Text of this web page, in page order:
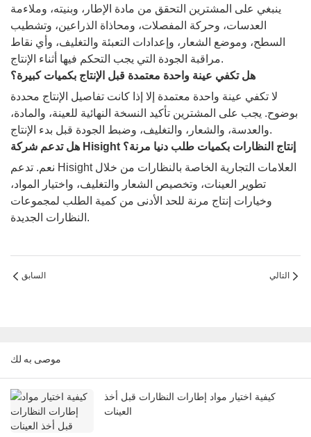
ينبغي على المشترين التحقق من مادة الإطار، وبنيته، وملاءمة
العدسات، وحركة المفصلات، ومحاذاة الذراعين، وتشطيب
السطح، وموضع الشعار، وإعدادات التعبئة والتغليف، وأي نقاط
مراقبة الجودة التي يجب التحكم فيها أثناء الإنتاج.
هل تكفي عينة واحدة معتمدة قبل الإنتاج بكميات كبيرة؟
لا تكفي عينة واحدة معتمدة إلا إذا كانت تفاصيل الإنتاج محددة
بوضوح. يجب على المشترين تأكيد النسخة النهائية للعينة، والمادة،
والعدسة، والشعار، والتغليف، وضبط الجودة قبل بدء الإنتاج.
هل تدعم شركة Hisight إنتاج النظارات بكميات طلب دنيا مرنة؟
نعم. تدعم Hisight العلامات التجارية الخاصة بالنظارات من خلال
تطوير العينات، وتخصيص الشعار والتغليف، واختيار المواد،
وخيارات إنتاج مرنة للحد الأدنى من كمية الطلب لمجموعات
النظارات الجديدة.
السابق التالي
موصى به لك
كيفية اختيار مواد إطارات النظارات قبل أخذ
العينات